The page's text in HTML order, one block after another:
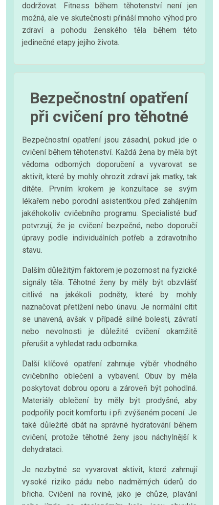
dodržovat. Fitness během těhotenství není jen
možná, ale ve skutečnosti přináší mnoho výhod pro
zdraví a pohodu ženského těla během této
jedinečné etapy jejího života.
Bezpečnostní opatření
při cvičení pro těhotné
Bezpečnostní opatření jsou zásadní, pokud jde o
cvičení během těhotenství. Každá žena by měla být
vědoma odborných doporučení a vyvarovat se
aktivít, které by mohly ohrozit zdraví jak matky, tak
dítěte. Prvním krokem je konzultace se svým
lékařem nebo porodní asistentkou před zahájením
jakéhokoliv cvičebního programu. Specialisté buď
potvrzují, že je cvičení bezpečné, nebo doporučí
úpravy podle individuálních potřeb a zdravotního
stavu.
Dalším důležitým faktorem je pozornost na fyzické
signály těla. Těhotné ženy by měly být obzvlášť
citlivé na jakékoli podněty, které by mohly
naznačovat přetížení nebo únavu. Je normální cítit
se unavená, avšak v případě silné bolesti, závratí
nebo nevolnosti je důležité cvičení okamžitě
přerušit a vyhledat radu odborníka.
Další klíčové opatření zahrnuje výběr vhodného
cvičebního oblečení a vybavení. Obuv by měla
poskytovat dobrou oporu a zároveň být pohodlná.
Materiály oblečení by měly být prodyšné, aby
podpořily pocit komfortu i při zvýšeném pocení. Je
také důležité dbát na správné hydratování během
cvičení, protože těhotné ženy jsou náchylnější k
dehydrataci.
Je nezbytné se vyvarovat aktivit, které zahrnují
vysoké riziko pádu nebo nadměrných úderů do
břicha. Cvičení na rovině, jako je chůze, plavání